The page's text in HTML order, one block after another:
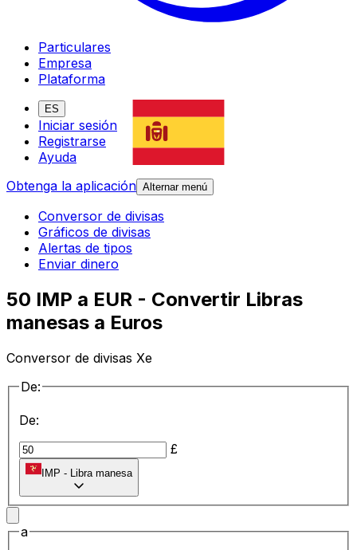
Particulares
Empresa
Plataforma
ES
Iniciar sesión
Registrarse
Ayuda
Obtenga la aplicación Alternar menú
Conversor de divisas
Gráficos de divisas
Alertas de tipos
Enviar dinero
50 IMP a EUR - Convertir Libras
manesas a Euros
Conversor de divisas Xe
De:
De:
£
IMP - Libra manesa
a